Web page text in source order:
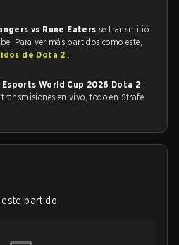
vs Rune Eaters se transmitió
Para ver más partidos como este,
de Dota 2 .
Esports World Cup 2026 Dota 2 ,
en vivo, todo en Strafe.
partido